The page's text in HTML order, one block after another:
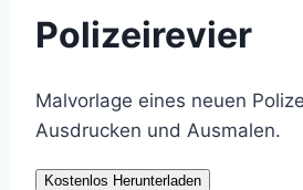
Polizeirevier
Malvorlage eines neuen
Ausdrucken und Ausmalen.
Kostenlos Herunterladen